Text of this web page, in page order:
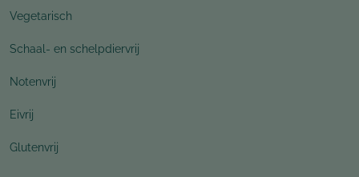
Vegetarisch
Schaal- en schelpdiervrij
Notenvrij
Eivrij
Glutenvrij